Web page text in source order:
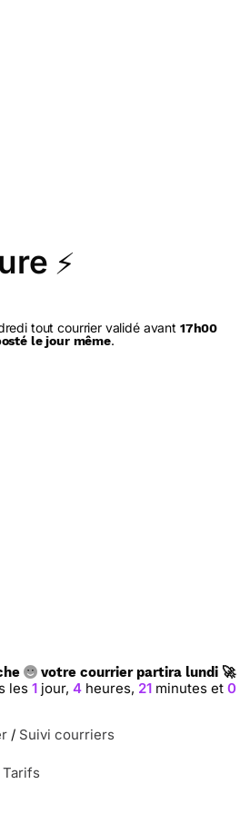
⚡
tout courrier validé avant 17h00
le jour même.
votre courrier partira lundi 🚀
les 1 jour, 4 heures, 21 minutes et 0
/ Suivi courriers
Tarifs